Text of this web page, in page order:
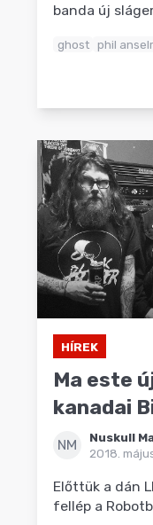
banda új
ghost phil
HÍREK
Ma este
kanadai
NM
Nuskull
2018.
Előttük a dán
fellép a